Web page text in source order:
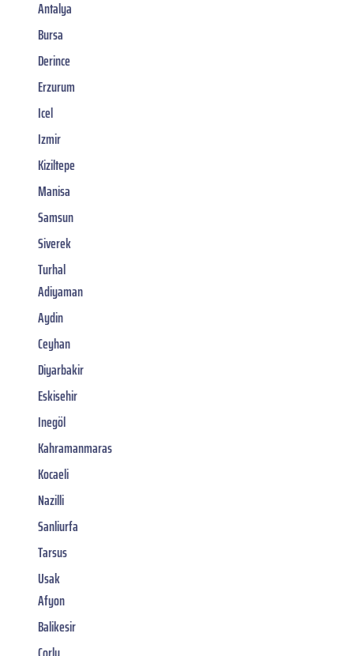
Antalya
Bursa
Derince
Erzurum
Icel
Izmir
Kiziltepe
Manisa
Samsun
Siverek
Turhal
Adiyaman
Aydin
Ceyhan
Diyarbakir
Eskisehir
Inegöl
Kahramanmaras
Kocaeli
Nazilli
Sanliurfa
Tarsus
Usak
Afyon
Balikesir